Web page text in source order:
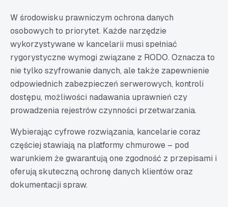
W środowisku prawniczym ochrona danych
osobowych to priorytet. Każde narzędzie
wykorzystywane w kancelarii musi spełniać
rygorystyczne wymogi związane z RODO. Oznacza to
nie tylko szyfrowanie danych, ale także zapewnienie
odpowiednich zabezpieczeń serwerowych, kontroli
dostępu, możliwości nadawania uprawnień czy
prowadzenia rejestrów czynności przetwarzania.
Wybierając cyfrowe rozwiązania, kancelarie coraz
częściej stawiają na platformy chmurowe – pod
warunkiem że gwarantują one zgodność z przepisami i
oferują skuteczną ochronę danych klientów oraz
dokumentacji spraw.